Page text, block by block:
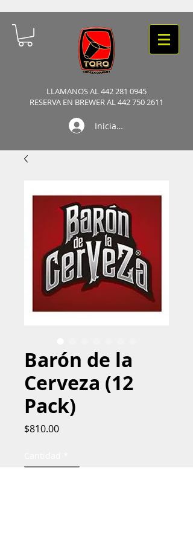
LLAMANOS AL442 281 0945
RESERVA EN BREWER AL 442 750 2611
Iniciar sesión
Barón de la
Cerveza (12
Pack)
$810.00Precio